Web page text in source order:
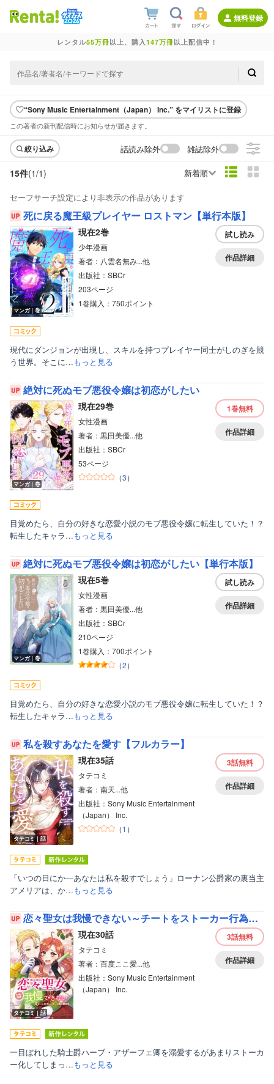
無料登録
レンタル55万冊以上、購入147万冊以上配信中！
“Sony Music Entertainment（Japan） Inc.” をマイリストに登録
この著者の新刊配信時にお知らせが届きます。
絞り込み 話読み除外 雑誌除外
15件(1/1) 新着順
セーフサーチ設定により非表示の作品があります
死に戻る魔王級プレイヤー ロストマン【単行本版】
マンガ｜巻
現在2巻
少年漫画
著者：八雲名無み...他
出版社：SBCr
203ページ
1巻購入：750ポイント
試し読み
作品詳細
現代にダンジョンが出現し、スキルを持つプレイヤー同士がしのぎを競
う世界。そこに…もっと見る
絶対に死ぬモブ悪役令嬢は初恋がしたい
マンガ｜巻
現在29巻
女性漫画
著者：黒田美優...他
出版社：SBCr
53ページ
（3）
1巻無料
作品詳細
目覚めたら、自分の好きな恋愛小説のモブ悪役令嬢に転生していた！？
転生したキャラ…もっと見る
絶対に死ぬモブ悪役令嬢は初恋がしたい【単行本版】
マンガ｜巻
現在5巻
女性漫画
著者：黒田美優...他
出版社：SBCr
210ページ
1巻購入：700ポイント
（2）
試し読み
作品詳細
目覚めたら、自分の好きな恋愛小説のモブ悪役令嬢に転生していた！？
転生したキャラ…もっと見る
私を殺すあなたを愛す【フルカラー】
タテコミ｜話
現在35話
タテコミ
著者：南天...他
出版社：Sony Music Entertainment
（Japan） Inc.
（1 ）
3話無料
作品詳細
「いつの日にか―あなたは私を殺すでしょう」ローナン公爵家の裏当主
アメリアは、か…もっと見る
恋々聖女は我慢できない～チートをストーカー行為に使用中～【フルカラー】
タテコミ｜話
現在30話
タテコミ
著者：百度ここ愛...他
出版社：Sony Music Entertainment
（Japan） Inc.
3話無料
作品詳細
一目ぼれした騎士爵ハーブ・アザーフェ卿を溺愛するがあまりストーカ
ー化してしまっ…もっと見る